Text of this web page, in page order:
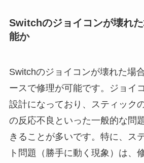
Switchのジョイコンが壊れ
能か
Switchのジョイコンが壊れた場
ースで修理が可能です。ジョイ
設計になっており、スティック
の反応不良といった一般的な問
きることが多いです。特に、ス
ト問題（勝手に動く現象）は、